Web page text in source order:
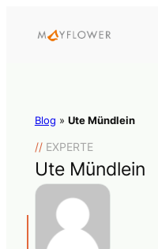
Blog » Ute Mündlein
//EXPERTE
Ute Mündlein